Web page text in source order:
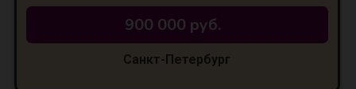
900 000 руб.
Санкт-Петербург